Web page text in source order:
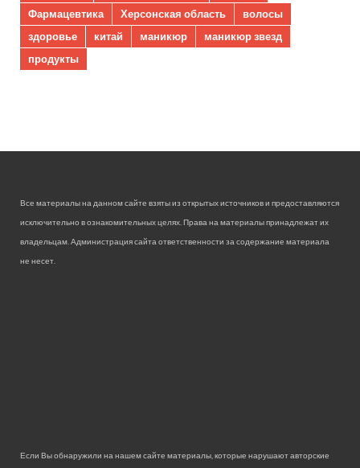
Фармацевтика
Херсонская область
волосы
здоровье
китай маникюр
маникюр звезд
продукты
Все материалы на данном сайте взяты из открытых источников и предоставляются
исключительно в ознакомительных целях. Права на материалы принадлежат их
владельцам. Администрация сайта ответственности за содержание материала
не несет.
Если Вы обнаружили на нашем сайте материалы, которые нарушают авторские